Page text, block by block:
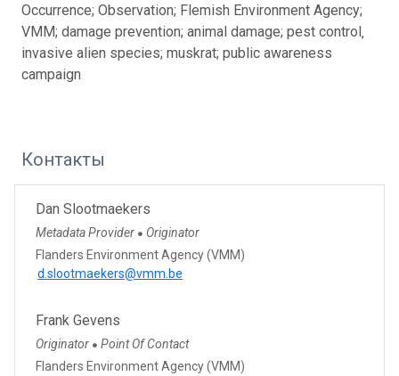
Occurrence; Observation; Flemish Environment Agency;
VMM; damage prevention; animal damage; pest control‚
invasive alien species; muskrat; public awareness
campaign
Контакты
Dan Slootmaekers
Metadata Provider ● Originator
Flanders Environment Agency (VMM)
d.slootmaekers@vmm.be
Frank Gevens
Originator ● Point Of Contact
Flanders Environment Agency (VMM)